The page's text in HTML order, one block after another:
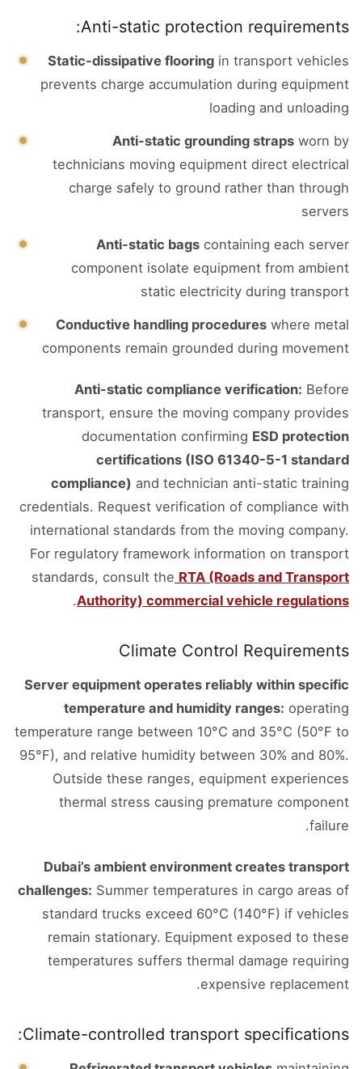
Anti-static protection requirements:
Static-dissipative flooring in transport vehicles
prevents charge accumulation during equipment
loading and unloading
Anti-static grounding straps worn by
technicians moving equipment direct electrical
charge safely to ground rather than through
servers
Anti-static bags containing each server
component isolate equipment from ambient
static electricity during transport
Conductive handling procedures where metal
components remain grounded during movement
Anti-static compliance verification: Before
transport, ensure the moving company provides
documentation confirming ESD protection
certifications (ISO 61340-5-1 standard
compliance) and technician anti-static training
credentials. Request verification of compliance with
international standards from the moving company.
For regulatory framework information on transport
standards, consult the RTA (Roads and Transport
Authority) commercial vehicle regulations
.
Climate Control Requirements
Server equipment operates reliably within specific
temperature and humidity ranges: operating
temperature range between 10°C and 35°C (50°F to
95°F), and relative humidity between 30% and 80%.
Outside these ranges, equipment experiences
thermal stress causing premature component
failure.
Dubai’s ambient environment creates transport
challenges: Summer temperatures in cargo areas of
standard trucks exceed 60°C (140°F) if vehicles
remain stationary. Equipment exposed to these
temperatures suffers thermal damage requiring
expensive replacement.
Climate-controlled transport specifications: